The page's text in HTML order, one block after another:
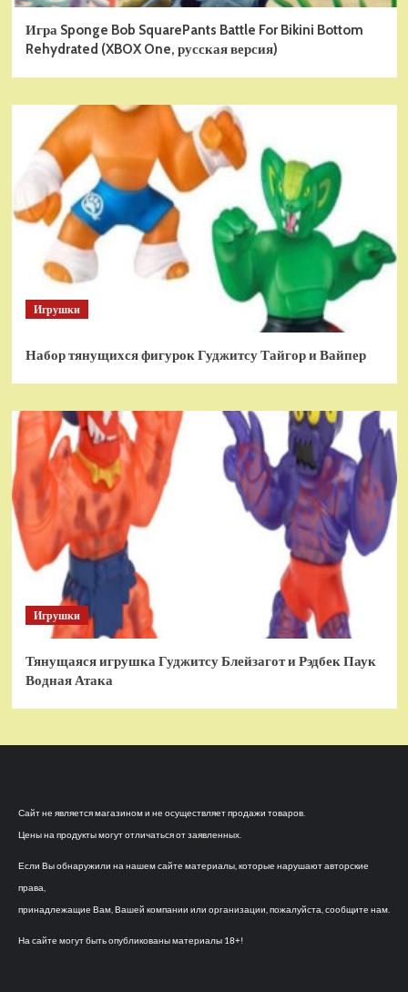
Игра Sponge Bob SquarePants Battle For Bikini Bottom
Rehydrated (XBOX One, русская версия)
Игрушки
Набор тянущихся фигурок Гуджитсу Тайгор и Вайпер
Игрушки
Тянущаяся игрушка Гуджитсу Блейзагот и Рэдбек Паук
Водная Атака
Сайт не является магазином и не осуществляет продажи товаров.
Цены на продукты могут отличаться от заявленных.
Если Вы обнаружили на нашем сайте материалы, которые нарушают авторские
права,
принадлежащие Вам, Вашей компании или организации, пожалуйста, сообщите нам.
На сайте могут быть опубликованы материалы 18+!